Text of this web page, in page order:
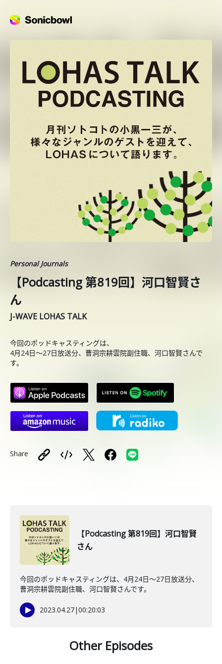
Personal Journals
【Podcasting 第819回】河口智賢さ
ん
J-WAVE LOHAS TALK
今回のポッドキャスティングは、
4月24日〜27日放送分、曹洞宗耕雲院副住職、河口智賢さんで
す。
Share
【Podcasting 第819回】河口智賢
さん
今回のポッドキャスティングは、4月24日〜27日放送分、
曹洞宗耕雲院副住職、河口智賢さんです。
2023.04.27|00:20:03
Other Episodes